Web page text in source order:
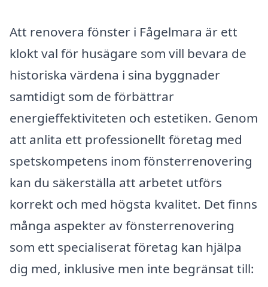
Att renovera fönster i Fågelmara är ett
klokt val för husägare som vill bevara de
historiska värdena i sina byggnader
samtidigt som de förbättrar
energieffektiviteten och estetiken. Genom
att anlita ett professionellt företag med
spetskompetens inom fönsterrenovering
kan du säkerställa att arbetet utförs
korrekt och med högsta kvalitet. Det finns
många aspekter av fönsterrenovering
som ett specialiserat företag kan hjälpa
dig med, inklusive men inte begränsat till: